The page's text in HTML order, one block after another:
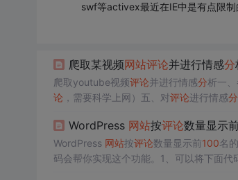
swf等activex最近在IE中是有点限
爬取某视频网站评论并进行情感分
爬取youtube视频评论并进行情感分析一
论 ，需要科学上网）五、对评论进行情感分
有评论进行整...
WordPress 网站按评论数量显示前
WordPress 网站按评论数量显示前100名的
码会帮你实现这个功能。1、可以将下面